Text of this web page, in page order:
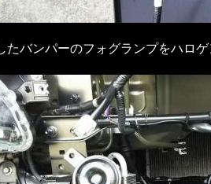
たバンパーのフォグランプをハロ